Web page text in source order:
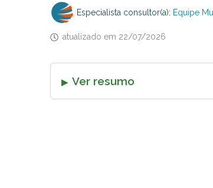
Especialista consultor(a): Equipe
atualizado em 22/07/2026
Ver resumo